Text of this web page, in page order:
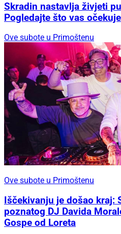
Skradin nastavlja živjeti
Pogledajte što vas
Ove subote u Primoštenu
Ove subote u Primoštenu
Iščekivanju je došao kraj:
poznatog DJ Davida
Gospe od Loreta